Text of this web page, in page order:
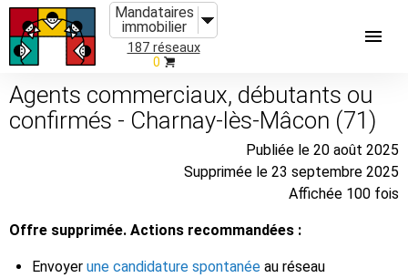
Mandataires
immobilier
187 réseaux
0
Agents commerciaux, débutants ou
confirmés - Charnay-lès-Mâcon (71)
Publiée le 20 août 2025
Supprimée le 23 septembre 2025
Affichée 100 fois
Offre supprimée. Actions recommandées :
Envoyer une candidature spontanée au réseau